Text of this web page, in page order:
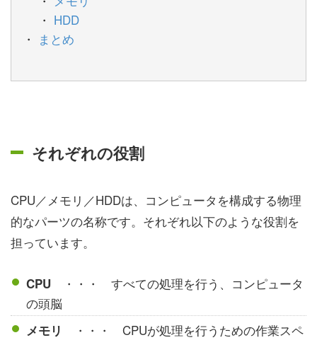
HDD
まとめ
それぞれの役割
CPU／メモリ／HDDは、コンピュータを構成する物理
的なパーツの名称です。それぞれ以下のような役割を
担っています。
CPU ・・・ すべての処理を行う、コンピュータ
の頭脳
メモリ
・・・ CPUが処理を行うための作業スペ